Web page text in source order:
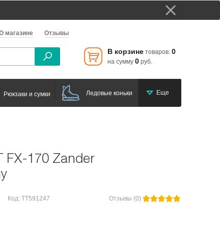
магазине Отзывы
В корзине товаров: 0
на сумму 0 руб.
Рюкзаки и сумки Ледовые коньки Еще
FX-170 Zander
Код: TT591247 Отзывы (0)